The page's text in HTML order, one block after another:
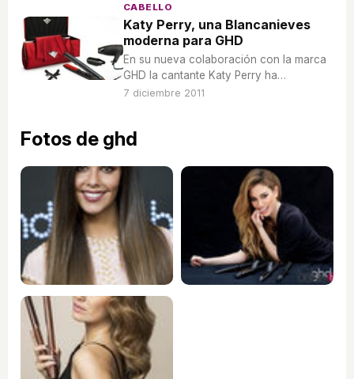
CABELLO
Katy Perry, una Blancanieves
moderna para GHD
En su nueva colaboración con la marca
GHD la cantante Katy Perry ha
reinventado el clásico de Blancanieves
7 diciembre 2011
Fotos de ghd